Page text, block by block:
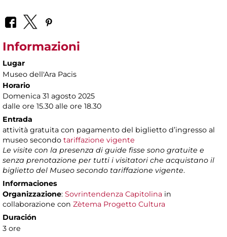
Informazioni
Lugar
Museo dell'Ara Pacis
Horario
Domenica 31 agosto 2025
dalle ore 15.30 alle ore 18.30
Entrada
attività gratuita con pagamento del biglietto d’ingresso al
museo secondo tariffazione vigente
Le visite con la presenza di guide fisse sono gratuite e
senza prenotazione per tutti i visitatori che acquistano il
biglietto del Museo secondo tariffazione vigente.
Informaciones
Organizzazione: Sovrintendenza Capitolina in
collaborazione con Zètema Progetto Cultura
Duración
3 ore